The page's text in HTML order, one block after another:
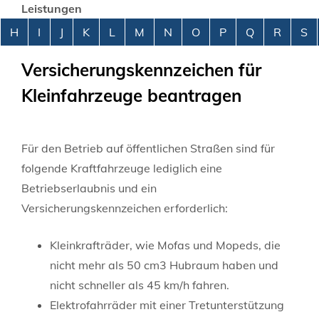
Leistungen
Alphabetisches Register überspringen
H I J K L M N O P Q R S
Versicherungskennzeichen für
Kleinfahrzeuge beantragen
Für den Betrieb auf öffentlichen Straßen sind für
folgende Kraftfahrzeuge lediglich eine
Betriebserlaubnis und ein
Versicherungskennzeichen erforderlich:
Kleinkrafträder, wie Mofas und Mopeds, die
nicht mehr als 50 cm3 Hubraum haben und
nicht schneller als 45 km/h fahren.
Elektrofahrräder mit einer Tretunterstützung